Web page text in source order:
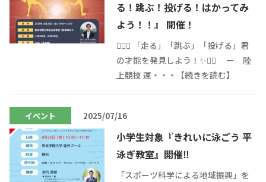
る！跳ぶ！投げる！はかってみ
よう！！』 開催！
🏃‍♂️✨ 「走る」「跳ぶ」「投げる」君
の才能を発見しよう！✨🏃‍♀️ ー 陸
上競技 運・・・【続きを読む】
イベント 2025/07/16
小学生対象『きれいに泳ごう 平
泳ぎ教室』開催‼
「スポーツ科学による地域振興」を